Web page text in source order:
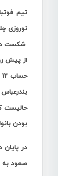
تیم
نوروزی چلیچه
شکست دهد و
از پیش
حساب 12 بر 2 با گلزنی سهیلا لرستانی
بودن
در پایان
صعود به